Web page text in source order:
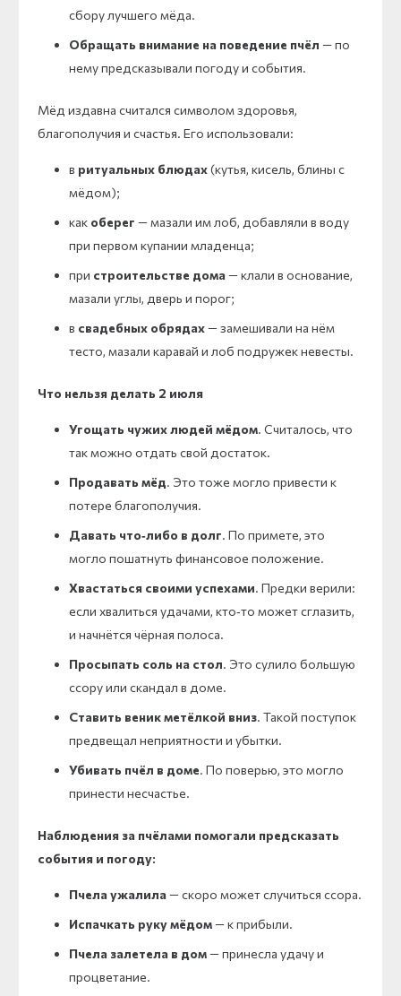
сбору лучшего мёда.
Обращать внимание на поведение пчёл — по
нему предсказывали погоду и события.
Мёд издавна считался символом здоровья,
благополучия и счастья. Его использовали:
в ритуальных блюдах(кутья, кисель, блины с
мёдом);
как оберег — мазали им лоб, добавляли в воду
при первом купании младенца;
при строительстве дома— клали в основание,
мазали углы, дверь и порог;
в свадебных обрядах— замешивали на нём
тесто, мазали каравай и лоб подружек невесты.
Что нельзя делать 2 июля
Угощать чужих людей мёдом. Считалось, что
так можно отдать свой достаток.
Продавать мёд. Это тоже могло привести к
потере благополучия.
Давать что‑либо в долг. По примете, это
могло пошатнуть финансовое положение.
Хвастаться своими успехами. Предки верили:
если хвалиться удачами, кто‑то может сглазить,
и начнётся чёрная полоса.
Просыпать соль на стол. Это сулило большую
ссору или скандал в доме.
Ставить веник метёлкой вниз. Такой поступок
предвещал неприятности и убытки.
Убивать пчёл в доме. По поверью, это могло
принести несчастье.
Наблюдения за пчёлами помогали предсказать
события и погоду:
Пчела ужалила— скоро может случиться ссора.
Испачкать руку мёдом— к прибыли.
Пчела залетела в дом— принесла удачу и
процветание.